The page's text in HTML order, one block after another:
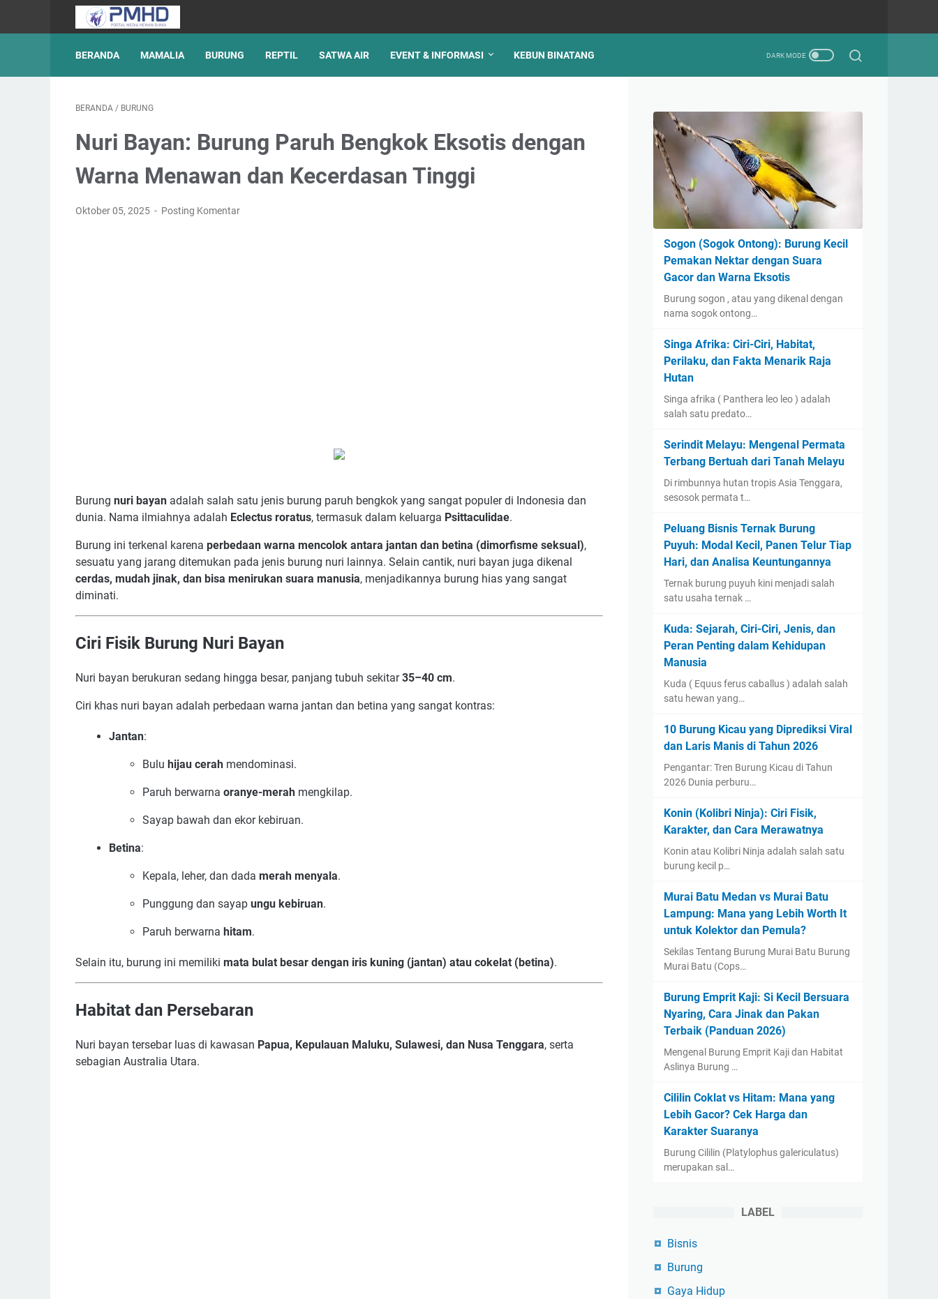
BERANDA MAMALIA BURUNG REPTIL SATWA AIR EVENT & INFORMASI KEBUN BINATANG
BERANDA / BURUNG
Nuri Bayan: Burung Paruh Bengkok Eksotis dengan
Warna Menawan dan Kecerdasan Tinggi
Oktober 05, 2025 Posting Komentar
Burung nuri bayan adalah salah satu jenis burung paruh bengkok yang sangat populer di Indonesia dan
dunia. Nama ilmiahnya adalah Eclectus roratus, termasuk dalam keluarga Psittaculidae.
Burung ini terkenal karena perbedaan warna mencolok antara jantan dan betina (dimorfisme seksual),
sesuatu yang jarang ditemukan pada jenis burung nuri lainnya. Selain cantik, nuri bayan juga dikenal
cerdas, mudah jinak, dan bisa menirukan suara manusia, menjadikannya burung hias yang sangat
diminati.
Ciri Fisik Burung Nuri Bayan
Nuri bayan berukuran sedang hingga besar, panjang tubuh sekitar35–40 cm.
Ciri khas nuri bayan adalah perbedaan warna jantan dan betina yang sangat kontras:
Jantan:
Bulu hijau cerah mendominasi.
Paruh berwarna oranye-merah mengkilap.
Sayap bawah dan ekor kebiruan.
Betina:
Kepala, leher, dan dada merah menyala.
Punggung dan sayap ungu kebiruan.
Paruh berwarna hitam.
Selain itu, burung ini memiliki mata bulat besar dengan iris kuning (jantan) atau cokelat (betina).
Habitat dan Persebaran
Nuri bayan tersebar luas di kawasan Papua, Kepulauan Maluku, Sulawesi, dan Nusa Tenggara, serta
sebagian Australia Utara.
Sogon (Sogok Ontong): Burung Kecil
Pemakan Nektar dengan Suara
Gacor dan Warna Eksotis
Burung sogon , atau yang dikenal dengan
nama sogok ontong…
Singa Afrika: Ciri-Ciri, Habitat,
Perilaku, dan Fakta Menarik Raja
Hutan
Singa afrika ( Panthera leo leo ) adalah
salah satu predato…
Serindit Melayu: Mengenal Permata
Terbang Bertuah dari Tanah Melayu
Di rimbunnya hutan tropis Asia Tenggara,
sesosok permata t…
Peluang Bisnis Ternak Burung
Puyuh: Modal Kecil, Panen Telur Tiap
Hari, dan Analisa Keuntungannya
Ternak burung puyuh kini menjadi salah
satu usaha ternak …
Kuda: Sejarah, Ciri-Ciri, Jenis, dan
Peran Penting dalam Kehidupan
Manusia
Kuda ( Equus ferus caballus ) adalah salah
satu hewan yang…
10 Burung Kicau yang Diprediksi Viral
dan Laris Manis di Tahun 2026
Pengantar: Tren Burung Kicau di Tahun
2026 Dunia perburu…
Konin (Kolibri Ninja): Ciri Fisik,
Karakter, dan Cara Merawatnya
Konin atau Kolibri Ninja adalah salah satu
burung kecil p…
Murai Batu Medan vs Murai Batu
Lampung: Mana yang Lebih Worth It
untuk Kolektor dan Pemula?
Sekilas Tentang Burung Murai Batu Burung
Murai Batu (Cops…
Burung Emprit Kaji: Si Kecil Bersuara
Nyaring, Cara Jinak dan Pakan
Terbaik (Panduan 2026)
Mengenal Burung Emprit Kaji dan Habitat
Aslinya Burung …
Cililin Coklat vs Hitam: Mana yang
Lebih Gacor? Cek Harga dan
Karakter Suaranya
Burung Cililin (Platylophus galericulatus)
merupakan sal…
LABEL
Bisnis
Burung
Gaya Hidup